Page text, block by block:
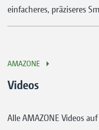
einfacheres, präziseres
AMAZONE
Videos
Alle AMAZONE Videos